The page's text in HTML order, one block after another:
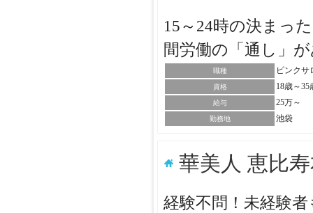
15～24時の決まっ
間労働の「通し」
職種 ピンクサ
資格 18歳～35
給与 25万～
勤務地 池袋
華美人 恵比
経験不問！未経験